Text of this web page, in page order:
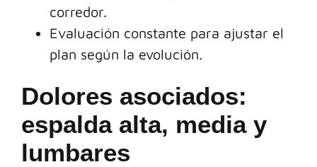
corredor.
Evaluación constante para ajustar el
plan según la evolución.
Dolores asociados:
espalda alta, media y
lumbares